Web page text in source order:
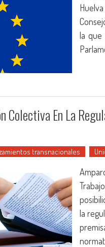
la que
Colectiva En La
transnacionales
la